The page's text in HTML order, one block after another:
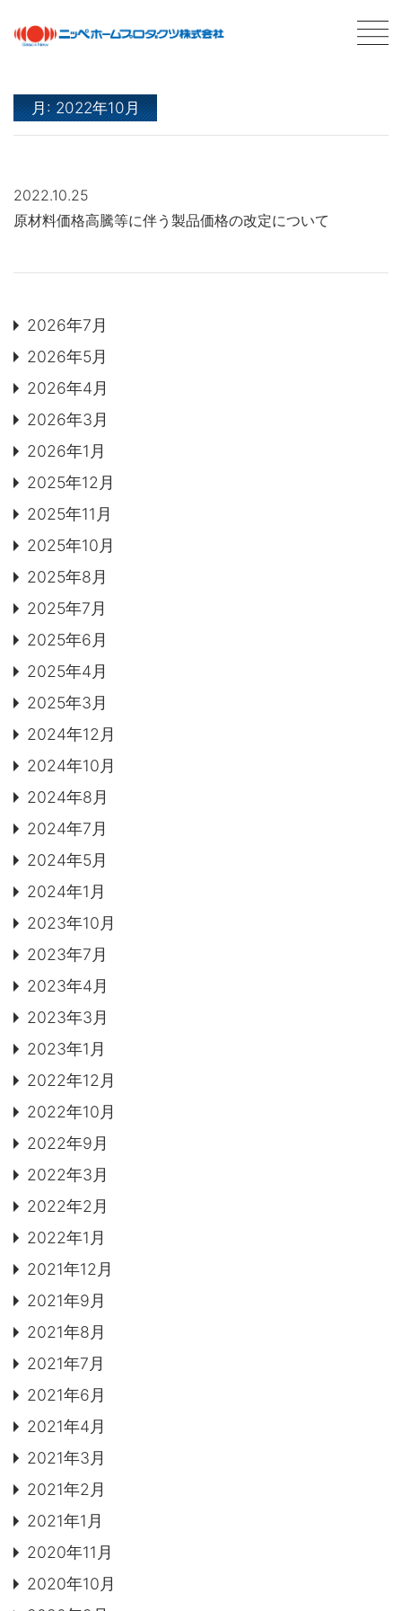
商品情報
採用情報
塗料について
基礎知識
MOVIE
よくある質問
Q&A集
用語集
お問い合わせ
SDGsについて
SDGsへの取り組み
活動内容
SDSお問い合わせ
個人情報について
オンラインショップ
月:2022年10月
2022.10.25
原材料価格高騰等に伴う製品価格の改定について
2026年7月
2026年5月
2026年4月
2026年3月
2026年1月
2025年12月
2025年11月
2025年10月
2025年8月
2025年7月
2025年6月
2025年4月
2025年3月
2024年12月
2024年10月
2024年8月
2024年7月
2024年5月
2024年1月
2023年10月
2023年7月
2023年4月
2023年3月
2023年1月
2022年12月
2022年10月
2022年9月
2022年3月
2022年2月
2022年1月
2021年12月
2021年9月
2021年8月
2021年7月
2021年6月
2021年4月
2021年3月
2021年2月
2021年1月
2020年11月
2020年10月